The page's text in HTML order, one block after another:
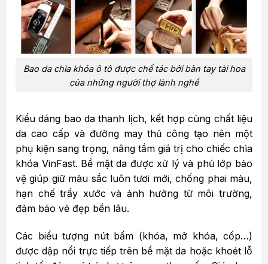
Bao da chìa khóa ô tô được chế tác bởi bàn tay tài hoa
của những người thợ lành nghề
Kiểu dáng bao da thanh lịch, kết hợp cùng chất liệu
da cao cấp và đường may thủ công tạo nên một
phụ kiện sang trọng, nâng tầm giá trị cho chiếc chìa
khóa VinFast. Bề mặt da được xử lý và phủ lớp bảo
vệ giúp giữ màu sắc luôn tươi mới, chống phai màu,
hạn chế trầy xước và ảnh hưởng từ môi trường,
đảm bảo vẻ đẹp bền lâu.
Các biểu tượng nút bấm (khóa, mở khóa, cốp…)
được dập nổi trực tiếp trên bề mặt da hoặc khoét lỗ